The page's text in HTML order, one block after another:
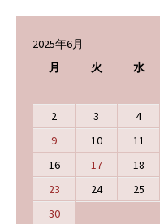
2025年6月
月
火 水
2
3 4
9
10 11
16
17 18
23
24 25
30